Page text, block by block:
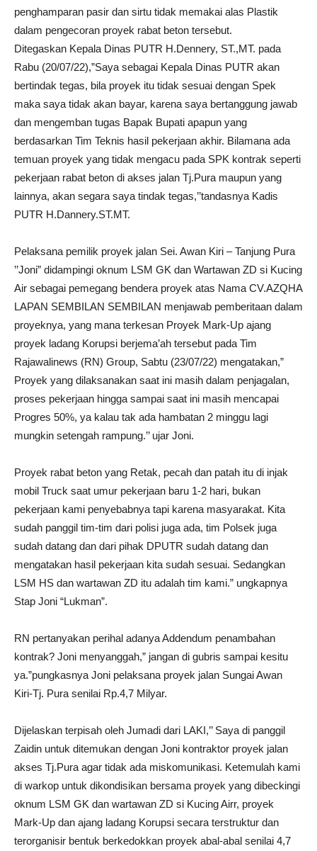
penghamparan pasir dan sirtu tidak memakai alas Plastik
dalam pengecoran proyek rabat beton tersebut.
Ditegaskan Kepala Dinas PUTR H.Dennery, ST.,MT. pada
Rabu (20/07/22),”Saya sebagai Kepala Dinas PUTR akan
bertindak tegas, bila proyek itu tidak sesuai dengan Spek
maka saya tidak akan bayar, karena saya bertanggung jawab
dan mengemban tugas Bapak Bupati apapun yang
berdasarkan Tim Teknis hasil pekerjaan akhir. Bilamana ada
temuan proyek yang tidak mengacu pada SPK kontrak seperti
pekerjaan rabat beton di akses jalan Tj.Pura maupun yang
lainnya, akan segara saya tindak tegas,’’tandasnya Kadis
PUTR H.Dannery.ST.MT.
Pelaksana pemilik proyek jalan Sei. Awan Kiri – Tanjung Pura
’’Joni” didampingi oknum LSM GK dan Wartawan ZD si Kucing
Air sebagai pemegang bendera proyek atas Nama CV.AZQHA
LAPAN SEMBILAN SEMBILAN menjawab pemberitaan dalam
proyeknya, yang mana terkesan Proyek Mark-Up ajang
proyek ladang Korupsi berjema’ah tersebut pada Tim
Rajawalinews (RN) Group, Sabtu (23/07/22) mengatakan,”
Proyek yang dilaksanakan saat ini masih dalam penjagalan,
proses pekerjaan hingga sampai saat ini masih mencapai
Progres 50%, ya kalau tak ada hambatan 2 minggu lagi
mungkin setengah rampung.’’ ujar Joni.
Proyek rabat beton yang Retak, pecah dan patah itu di injak
mobil Truck saat umur pekerjaan baru 1-2 hari, bukan
pekerjaan kami penyebabnya tapi karena masyarakat. Kita
sudah panggil tim-tim dari polisi juga ada, tim Polsek juga
sudah datang dan dari pihak DPUTR sudah datang dan
mengatakan hasil pekerjaan kita sudah sesuai. Sedangkan
LSM HS dan wartawan ZD itu adalah tim kami.” ungkapnya
Stap Joni “Lukman”.
RN pertanyakan perihal adanya Addendum penambahan
kontrak? Joni menyanggah,” jangan di gubris sampai kesitu
ya.”pungkasnya Joni pelaksana proyek jalan Sungai Awan
Kiri-Tj. Pura senilai Rp.4,7 Milyar.
Dijelaskan terpisah oleh Jumadi dari LAKI,’’ Saya di panggil
Zaidin untuk ditemukan dengan Joni kontraktor proyek jalan
akses Tj.Pura agar tidak ada miskomunikasi. Ketemulah kami
di warkop untuk dikondisikan bersama proyek yang dibeckingi
oknum LSM GK dan wartawan ZD si Kucing Airr, proyek
Mark-Up dan ajang ladang Korupsi secara terstruktur dan
terorganisir bentuk berkedokkan proyek abal-abal senilai 4,7